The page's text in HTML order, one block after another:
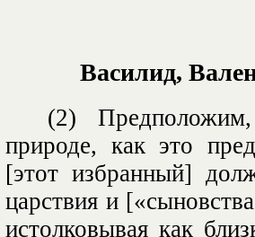
Василид,
(2)
природе, как это
[этот избранный]
царствия и
истолковывая как